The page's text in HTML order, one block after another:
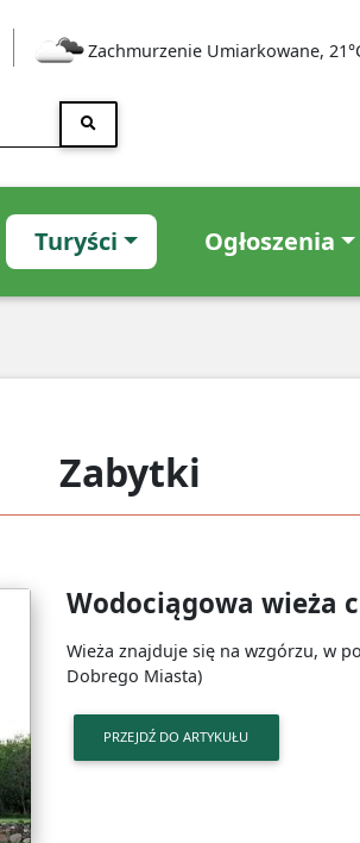
Zachmurzenie Umiarkowane,
Turyści Ogłoszenia
Zabytki
Wodociągowa wieża
Wieża znajduje się na wzgórzu, w
Dobrego Miasta)
PRZEJDŹ DO ARTYKUŁU